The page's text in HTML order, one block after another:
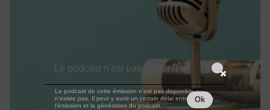
Le podcast n'est pas disponible
Le podcast de cette émission n'est pas disponible ou
n'existe pas. Il peut y avoir un certain délai entre la fin de
l'émission et la génération du podcast.
Ok